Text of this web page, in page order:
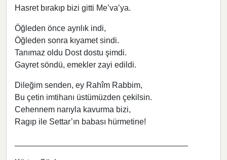
Hasret bırakıp bizi gitti Me’va’ya.
Öğleden önce ayrılık indi,
Öğleden sonra kıyamet sindi.
Tanımaz oldu Dost dostu şimdi.
Gayret söndü, emekler zayi edildi.
Dileğim senden, ey Rahîm Rabbim,
Bu çetin imtihanı üstümüzden çekilsin.
Cehennem narıyla kavurma bizi,
Ragıp ile Settar’ın babası hürmetine!